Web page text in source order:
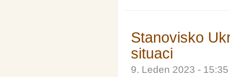
Stanovisko
situaci
9. Leden 2023 -